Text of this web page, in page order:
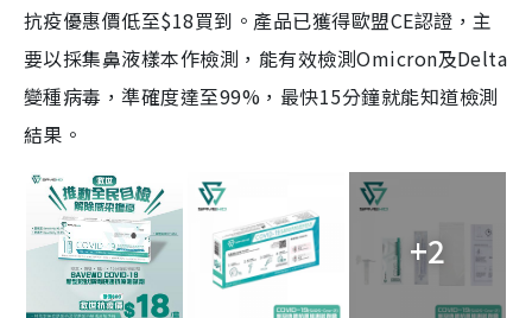
抗疫優惠價低至$18買到。產品已獲得歐盟CE認證，主
要以採集鼻液樣本作檢測，能有效檢測Omicron及Delta
變種病毒，準確度達至99%，最快15分鐘就能知道檢測
結果。
+2